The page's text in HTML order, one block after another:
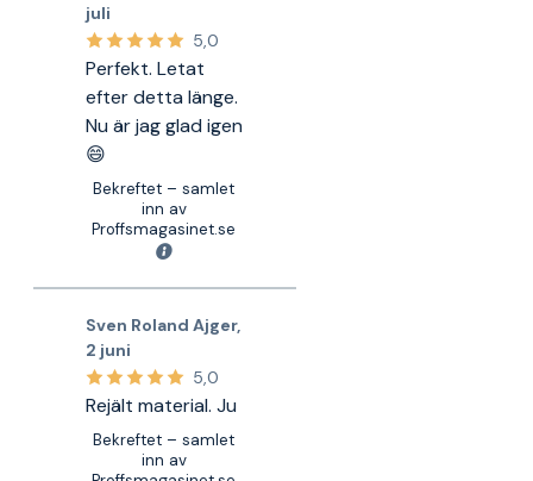
juli
5,0
Perfekt. Letat
efter detta länge.
Nu är jag glad igen
😄
Bekreftet – samlet
inn av
Proffsmagasinet.se
Sven Roland Ajger,
2 juni
5,0
Rejält material. Ju
Bekreftet – samlet
inn av